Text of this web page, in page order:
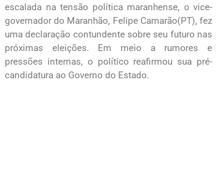
escalada na tensão política maranhense, o vice-
governador do Maranhão, Felipe Camarão(PT), fez
uma declaração contundente sobre seu futuro nas
próximas eleições. Em meio a rumores e
pressões internas, o político reafirmou sua pré-
candidatura ao Governo do Estado.